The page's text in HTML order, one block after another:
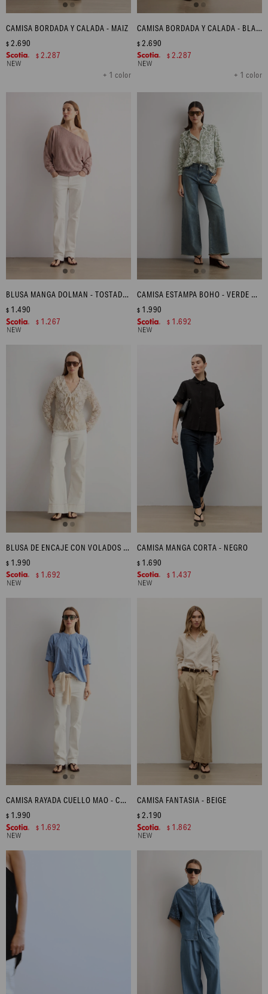
CAMISA BORDADA Y CALADA - MAIZ
+ 1 color
$ 2.690
$ 2.287
CAMISA BORDADA Y CALADA - BLANCO
+ 1 color
$ 2.690
$ 2.287
BLUSA MANGA DOLMAN - TOSTADO MELANGE
$ 1.490
$ 1.267
CAMISA ESTAMPA BOHO - VERDE OLIVA
$ 1.990
$ 1.692
BLUSA DE ENCAJE CON VOLADOS - BEIGE
$ 1.990
$ 1.692
CAMISA MANGA CORTA - NEGRO
$ 1.690
$ 1.437
CAMISA RAYADA CUELLO MAO - COBALTO
$ 1.990
$ 1.692
CAMISA FANTASIA - BEIGE
$ 2.190
$ 1.862